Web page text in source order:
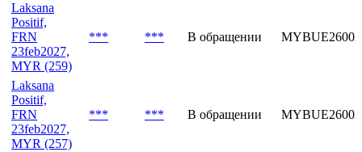
Laksana
Positif,
FRN
23feb2027,
MYR (259)
*** *** В обращении
Laksana
Positif,
FRN
23feb2027,
MYR (257)
*** *** В обращении